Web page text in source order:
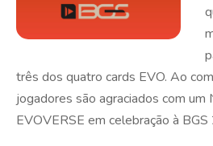
três dos quatro cards EVO. Ao
jogadores são agraciados com um
EVOVERSE em celebração à